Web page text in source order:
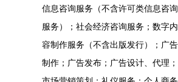
信息咨询服务（不含许可类信息咨询
服务）；社会经济咨询服务；数字内
容制作服务（不含出版发行）；广告
制作；广告发布；广告设计、代理；